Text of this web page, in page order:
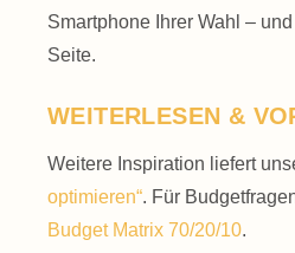
Smartphone Ihrer Wahl –
Seite.
WEITERLESEN &
Weitere Inspiration liefert
optimieren“. Für
Budget Matrix 70/20/10.